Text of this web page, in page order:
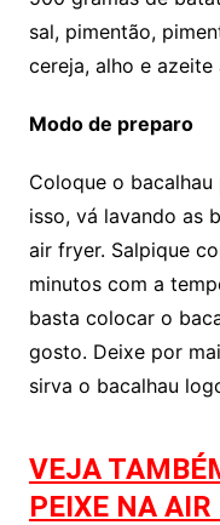
sal, pimentão,
cereja, alho e azeite
Modo de preparo
Coloque o bacalhau
isso, vá lavando as
air fryer. Salpique
minutos com a
basta colocar o
gosto. Deixe por
sirva o bacalhau
VEJA
PEIXE NA AIR